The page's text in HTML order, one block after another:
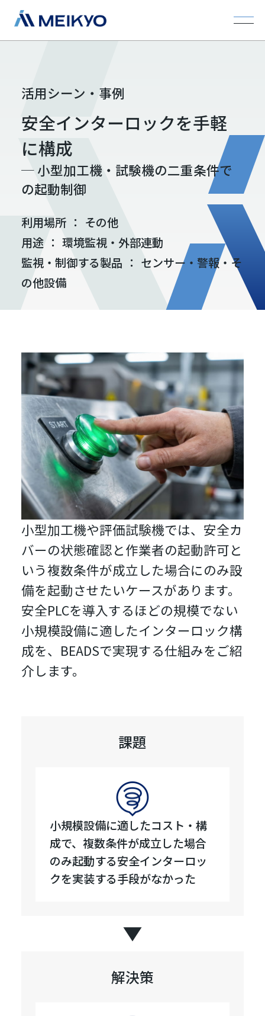
活用シーン・事例
安全インターロックを手軽
に構成
─ 小型加工機・試験機の二重条件で
の起動制御
利用場所 ： その他
用途 ： 環境監視・外部連動
監視・制御する製品 ： センサー・警報・そ
の他設備
小型加工機や評価試験機では、安全カ
バーの状態確認と作業者の起動許可と
いう複数条件が成立した場合にのみ設
備を起動させたいケースがあります。
安全PLCを導入するほどの規模でない
小規模設備に適したインターロック構
成を、BEADSで実現する仕組みをご紹
介します。
課題
小規模設備に適したコスト・構
成で、複数条件が成立した場合
のみ起動する安全インターロッ
クを実装する手段がなかった
解決策